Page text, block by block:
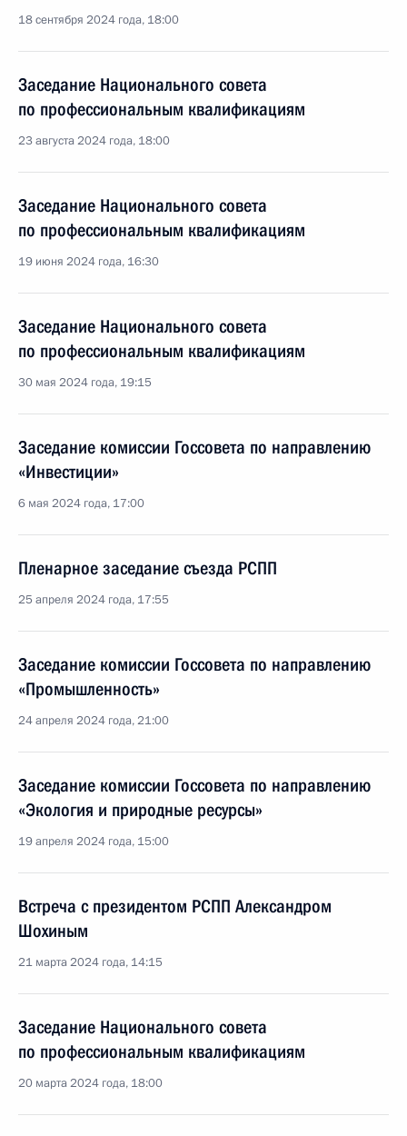
18 сентября 2024 года, 18:00
Заседание Национального совета
по профессиональным квалификациям
23 августа 2024 года, 18:00
Заседание Национального совета
по профессиональным квалификациям
19 июня 2024 года, 16:30
Заседание Национального совета
по профессиональным квалификациям
30 мая 2024 года, 19:15
Заседание комиссии Госсовета по направлению
«Инвестиции»
6 мая 2024 года, 17:00
Пленарное заседание съезда РСПП
25 апреля 2024 года, 17:55
Заседание комиссии Госсовета по направлению
«Промышленность»
24 апреля 2024 года, 21:00
Заседание комиссии Госсовета по направлению
«Экология и природные ресурсы»
19 апреля 2024 года, 15:00
Встреча с президентом РСПП Александром
Шохиным
21 марта 2024 года, 14:15
Заседание Национального совета
по профессиональным квалификациям
20 марта 2024 года, 18:00